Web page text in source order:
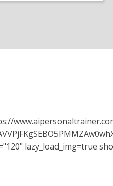
lazy_load_img=true